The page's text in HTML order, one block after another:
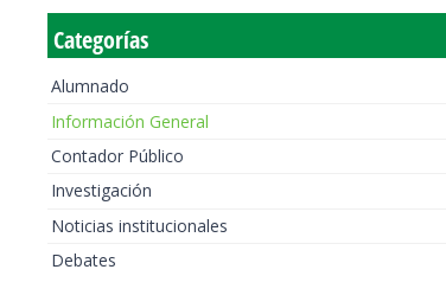
Categorías
Alumnado
Información General
Contador Público
Investigación
Noticias institucionales
Debates